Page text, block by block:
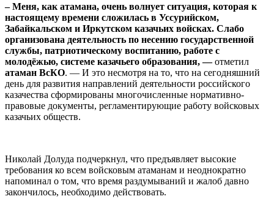
– Меня, как атамана, очень волнует ситуация, которая к
настоящему времени сложилась в Уссурийском,
Забайкальском и Иркутском казачьих войсках. Слабо
организована деятельность по несению государственной
службы, патриотическому воспитанию, работе с
молодёжью, системе казачьего образования, —отметил
атаман ВсКО. — И это несмотря на то, что на сегодняшний
день для развития направлений деятельности российского
казачества сформированы многочисленные нормативно-
правовые документы, регламентирующие работу войсковых
казачьих обществ.
Николай Долуда подчеркнул, что предъявляет высокие
требования ко всем войсковым атаманам и неоднократно
напоминал о том, что время раздумываний и жалоб давно
закончилось, необходимо действовать.